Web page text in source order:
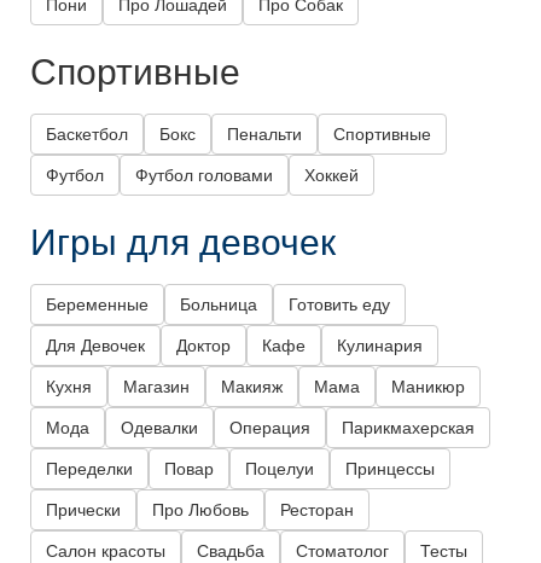
Пони Про Лошадей Про Собак
Спортивные
Баскетбол Бокс Пенальти Спортивные
Футбол Футбол головами Хоккей
Игры для девочек
Беременные Больница Готовить еду
Для Девочек Доктор Кафе Кулинария
Кухня Магазин Макияж Мама Маникюр
Мода Одевалки Операция Парикмахерская
Переделки Повар Поцелуи Принцессы
Прически Про Любовь Ресторан
Салон красоты Свадьба Стоматолог Тесты